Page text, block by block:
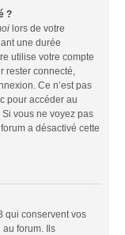
?
lors de votre
une durée
utilise votre compte
rester connecté,
Ce n’est pas
pour accéder au
vous ne voyez pas
a désactivé cette
qui conservent vos
au forum. Ils